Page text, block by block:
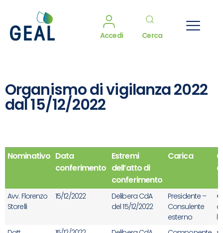
Accedi Cerca
Organismo di vigilanza 2022
dal 15/12/2022
Nominativo Data
conferimento
Estremi
dell’atto di
conferimento
Carica
Avv. Florenzo
Storelli
15/12/2022
Delibera CdA
del 15/12/2022
Presidente –
Consulente
esterno
€